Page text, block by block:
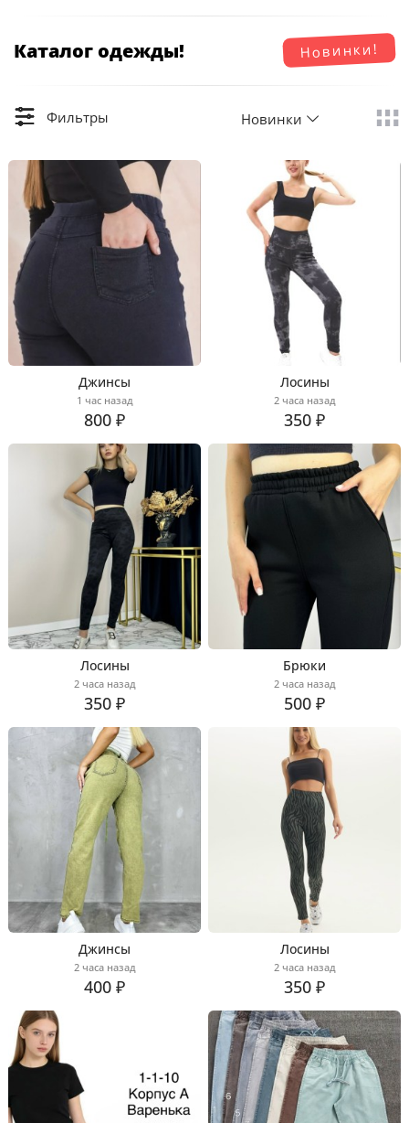
Новинки!
Каталог одежды!
Фильтры Новинки
Джинсы
1 час назад
800 ₽
Лосины
2 часа назад
350 ₽
Лосины
2 часа назад
350 ₽
Брюки
2 часа назад
500 ₽
Джинсы
2 часа назад
400 ₽
Лосины
2 часа назад
350 ₽